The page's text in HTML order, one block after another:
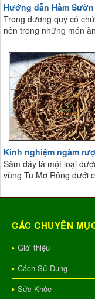
Hướng dẫn Hầm
Trong đương quy có
nên trong những món
Kinh nghiệm ngâm
Sâm dây là một loại
vùng Tu Mơ Rông dưới
CÁC CHUYÊN
Giới thiệu
Cách Sử Dụng
Sức Khỏe